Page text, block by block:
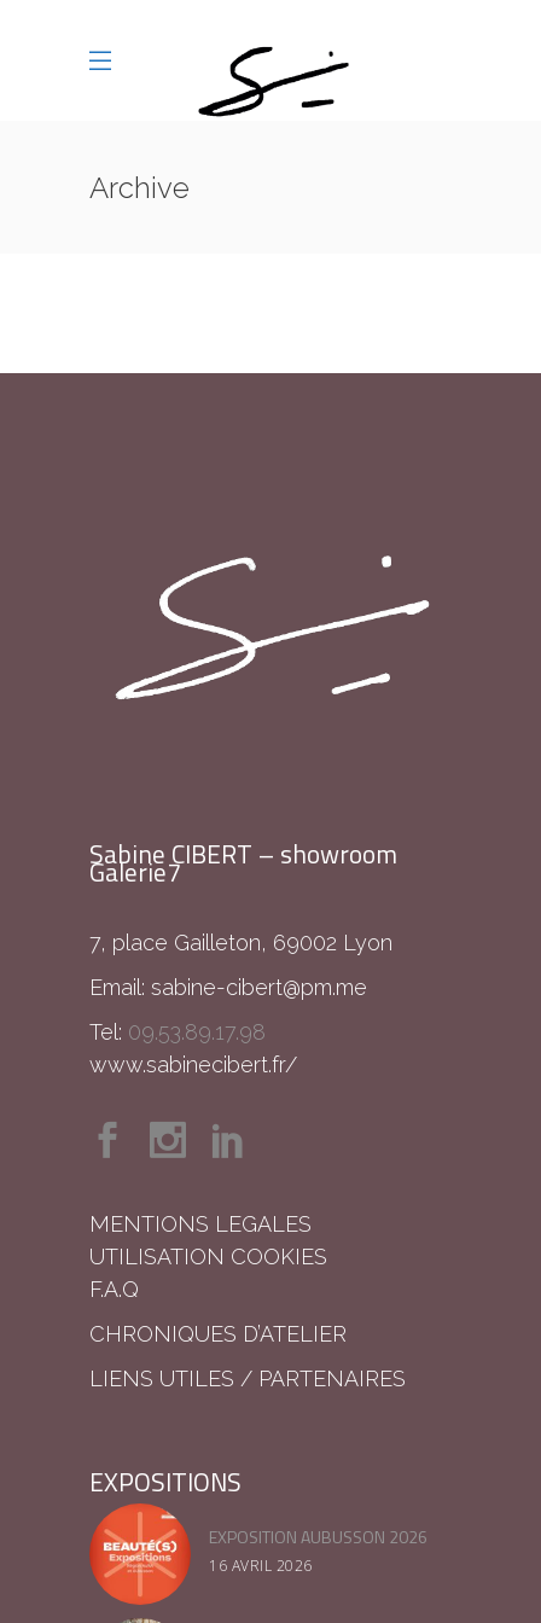
Archive
216
SEMAGRAM
Sabine CIBERT – showroom
Galerie7
7, place Gailleton, 69002 Lyon
Email: sabine-cibert@pm.me
Tel: 09.53.89.17.98
www.sabinecibert.fr/
MENTIONS LEGALES
UTILISATION COOKIES
F.A.Q
CHRONIQUES D’ATELIER
LIENS UTILES / PARTENAIRES
EXPOSITIONS
EXPOSITION AUBUSSON 2026
16 AVRIL 2026